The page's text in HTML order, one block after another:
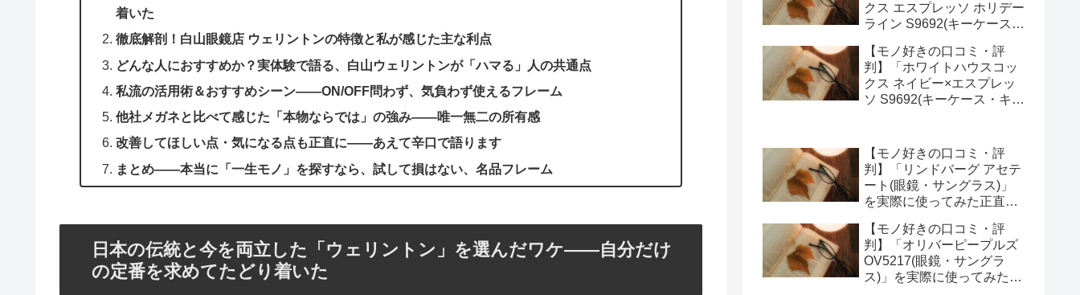
着いた
徹底解剖！白山眼鏡店 ウェリントンの特徴と私が感じた主な利点
どんな人におすすめか？実体験で語る、白山ウェリントンが「ハマる」人の共通点
私流の活用術＆おすすめシーン――ON/OFF問わず、気負わず使えるフレーム
他社メガネと比べて感じた「本物ならでは」の強み——唯一無二の所有感
改善してほしい点・気になる点も正直に――あえて辛口で語ります
まとめ――本当に「一生モノ」を探すなら、試して損はない、名品フレーム
日本の伝統と今を両立した「ウェリントン」を選んだワケ――自分だけ
の定番を求めてたどり着いた
クス エスプレッソ ホリデー
ライン S9692(キーケース・
際に使ってみた正直感想
【モノ好きの口コミ・評
判】「ホワイトハウスコッ
クス ネイビー×エスプレッ
ソ S9692(キーケース・キー
【モノ好きの口コミ・評
判】「リンドバーグ アセテ
ート(眼鏡・サングラス)」
を実際に使ってみた正直感
【モノ好きの口コミ・評
判】「オリバーピープルズ
OV5217(眼鏡・サングラ
ス)」を実際に使ってみた正